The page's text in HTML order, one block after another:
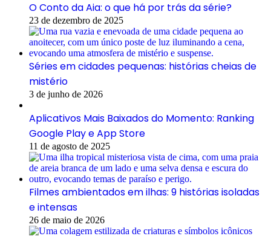
O Conto da Aia: o que há por trás da série?
23 de dezembro de 2025
Séries em cidades pequenas: histórias cheias de
mistério
3 de junho de 2026
Aplicativos Mais Baixados do Momento: Ranking
Google Play e App Store
11 de agosto de 2025
Filmes ambientados em ilhas: 9 histórias isoladas
e intensas
26 de maio de 2026